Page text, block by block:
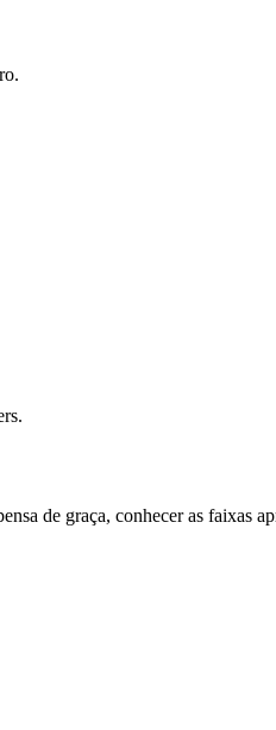
de graça, conhecer as faixas